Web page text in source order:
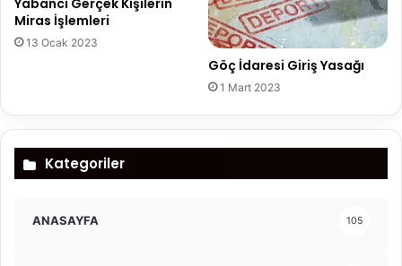
Miras İşlemleri
13 Ocak 2023
Göç İdaresi Giriş Yasağı
1 Mart 2023
Kategoriler
ANASAYFA 105